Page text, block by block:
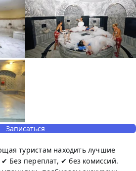
Записаться
туристам находить лучшие
Без переплат, ✔ без комиссий.